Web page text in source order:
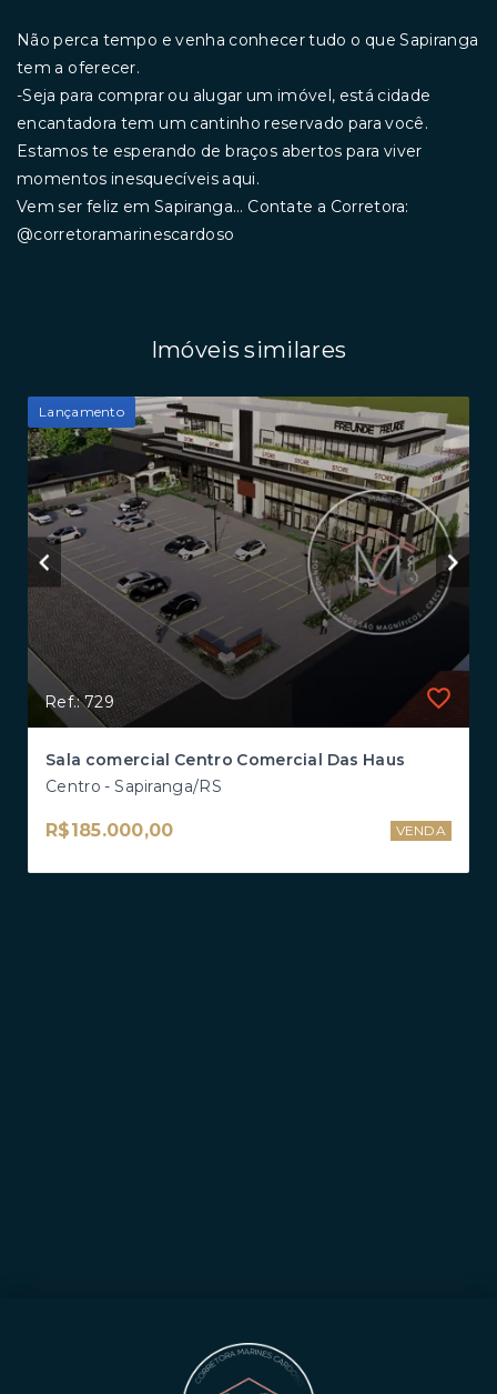
Não perca tempo e venha conhecer tudo o que Sapiranga
tem a oferecer.
-Seja para comprar ou alugar um imóvel, está cidade
encantadora tem um cantinho reservado para você.
Estamos te esperando de braços abertos para viver
momentos inesquecíveis aqui.
Vem ser feliz em Sapiranga... Contate a Corretora:
@corretoramarinescardoso
Imóveis similares
Lançamento
Ref.: 729
Sala comercial Centro Comercial Das Haus
Centro - Sapiranga/RS
R$185.000,00 VENDA